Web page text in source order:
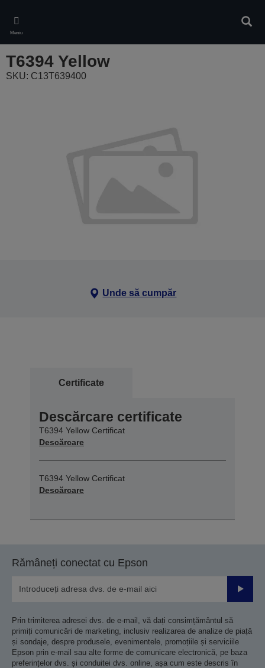
main
content
Meniu
T6394 Yellow
SKU: C13T639400
Unde să cumpăr
Certificate
Descărcare certificate
T6394 Yellow Certificat
Descărcare
T6394 Yellow Certificat
Descărcare
Rămâneți conectat cu Epson
Prin trimiterea adresei dvs. de e-mail, vă dați consimțământul să
primiți comunicări de marketing, inclusiv realizarea de analize de piață
și sondaje, despre produsele, evenimentele, promoțiile și serviciile
Epson prin e-mail sau alte forme de comunicare electronică, pe baza
preferințelor dvs. și conduitei dvs. online, așa cum este descris în